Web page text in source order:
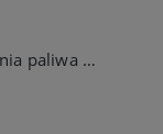
AMIO Pompa pompka do spuszczania paliwa oleju 12V/230V